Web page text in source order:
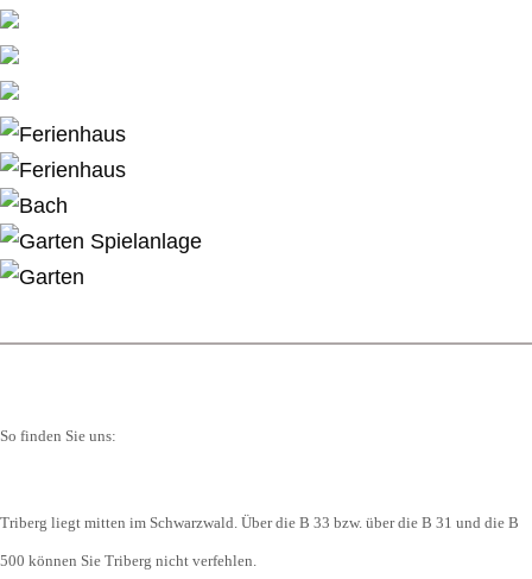
So finden Sie uns:
Triberg liegt mitten im Schwarzwald. Über die B 33 bzw. über die B 31 und die B
500 können Sie Triberg nicht verfehlen.